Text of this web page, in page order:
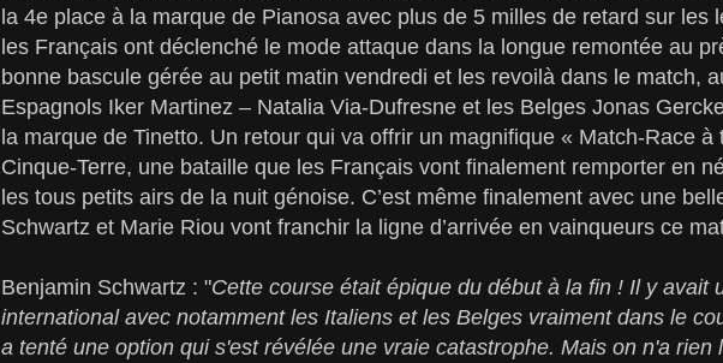
la 4e place à la marque de Pianosa avec plus de 5 milles de retard sur les
les Français ont déclenché le mode attaque dans la longue remontée au
bonne bascule gérée au petit matin vendredi et les revoilà dans le match,
Espagnols Iker Martinez – Natalia Via-Dufresne et les Belges Jonas
la marque de Tinetto. Un retour qui va offrir un magnifique « Match-Race à
Cinque-Terre, une bataille que les Français vont finalement remporter en
les tous petits airs de la nuit génoise. C’est même finalement avec une
Schwartz et Marie Riou vont franchir la ligne d’arrivée en vainqueurs ce
Benjamin Schwartz : "Cette course était épique du début à la fin ! Il y avait
international avec notamment les Italiens et les Belges vraiment dans le
a tenté une option qui s'est révélée une vraie catastrophe. Mais on n'a rien